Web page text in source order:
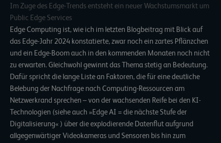
Im Zuge des Edge-Trends entsteht ein neuer Wachstumsmarkt um
Public Edge Services
Edge Computing ist, wie ich im letzten Blogbeitrag mit Blick auf
das Edge-Jahr 2024 konstatierte, zwar noch ein zartes Pflänzchen
und ein Edge-Boom auch in den kommenden Monaten noch nicht
zu erwarten. Gleichwohl gewinnt das Thema stetig an Bedeutung.
Dafür spricht die lange Liste an Faktoren, die für eine deutliche
Belebung der Nachfrage nach Computing-Ressourcen am
Netzwerkrand sprechen – von der wachsenden Reife bei den KI-
Technologien (siehe auch »Edge AI = die nächste Stufe der
Digitalisierung« ) über die explodierende Datenflut aufgrund
allgegenwärtiger Videokameras und Sensoren bis hin zum